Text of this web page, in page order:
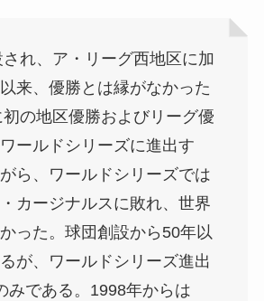
れ、ア・リーグ西地区に加
来、優勝とは縁がなかった
の地区優勝およびリーグ優
ールドシリーズに進出す
ら、ワールドシリーズでは
カージナルスに敗れ、世界
った。球団創設から50年以
が、ワールドシリーズ進出
みである。1998年からは